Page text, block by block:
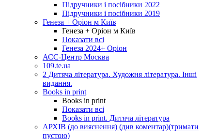
Підручники і посібники 2022
Підручники і посібники 2019
Генеза + Оріон м Київ
Генеза + Оріон м Київ
Показати всі
Генеза 2024+ Оріон
АСС-Центр Москва
109.te.ua
2 Дитяча література. Художня література. Інші
видання.
Books in print
Books in print
Показати всі
Books in print. Дитяча література
АРХІВ (до вияснення) (див коментар)(тримати
пустою)